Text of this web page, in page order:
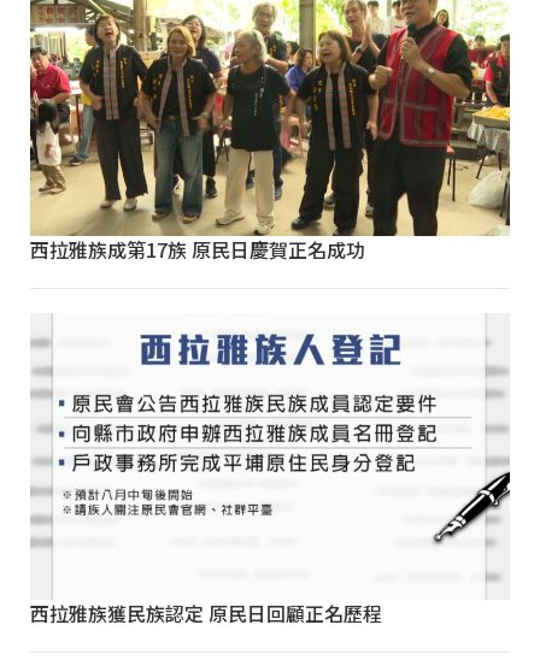
西拉雅族成第17族 原民日慶賀正名成功
西拉雅族獲民族認定 原民日回顧正名歷程